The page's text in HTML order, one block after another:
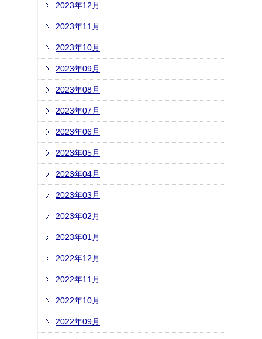
2023年12月
2023年11月
2023年10月
2023年09月
2023年08月
2023年07月
2023年06月
2023年05月
2023年04月
2023年03月
2023年02月
2023年01月
2022年12月
2022年11月
2022年10月
2022年09月